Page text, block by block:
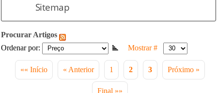
Sitemap
Procurar Artigos
Ordenar por: Mostrar #
«« Início « Anterior 1 2 3 Próximo »
Final »»